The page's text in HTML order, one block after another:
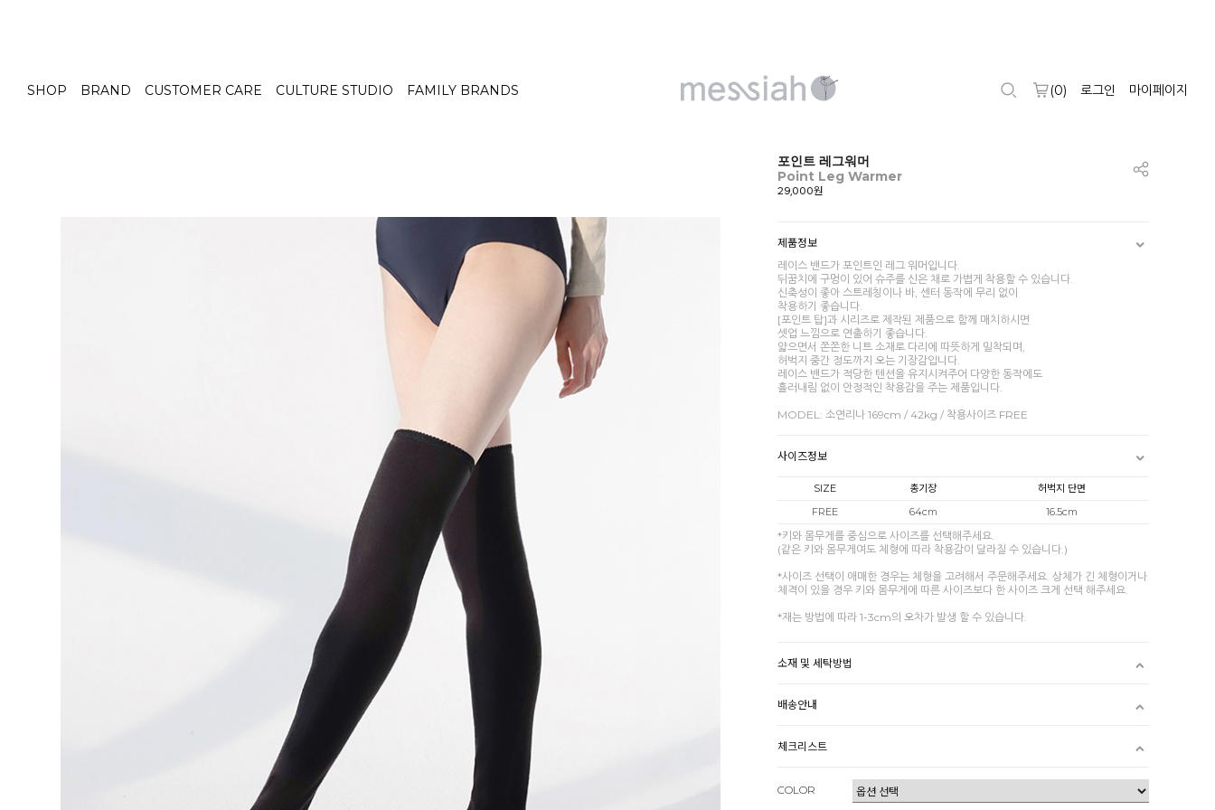
SHOP BRAND CUSTOMER CARE CULTURE STUDIO FAMILY BRANDS (0) 로그인 마이페이지
포인트 레그워머
Point Leg Warmer
29,000원
제품정보
레이스 밴드가 포인트인 레그 워머입니다.
뒤꿈치에 구멍이 있어 슈주를 신은 채로 가볍게 착용할 수 있습니다.
신축성이 좋아 스트레칭이나 바, 센터 동작에 무리 없이
착용하기 좋습니다.
[포인트 탑]과 시리즈로 제작된 제품으로 함께 매치하시면
셋업 느낌으로 연출하기 좋습니다.
얇으면서 쫀쫀한 니트 소재로 다리에 따뜻하게 밀착되며,
허벅지 중간 정도까지 오는 기장감입니다.
레이스 밴드가 적당한 텐션을 유지시켜주어 다양한 동작에도
흘러내림 없이 안정적인 착용감을 주는 제품입니다.
MODEL: 소연리나 169cm / 42kg / 착용사이즈 FREE
사이즈정보
SIZE 총기장
허벅지 단면
FREE
64cm 16.5cm
*키와 몸무게를 중심으로 사이즈를 선택해주세요.
(같은 키와 몸무게여도 체형에 따라 착용감이 달라질 수 있습니다.)
*사이즈 선택이 애매한 경우는 체형을 고려해서 주문해주세요. 상체가 긴 체형이거나
체격이 있을 경우 키와 몸무게에 따른 사이즈보다 한 사이즈 크게 선택 해주세요.
*재는 방법에 따라 1-3cm의 오차가 발생 할 수 있습니다.
소재 및 세탁방법
배송안내
체크리스트
COLOR